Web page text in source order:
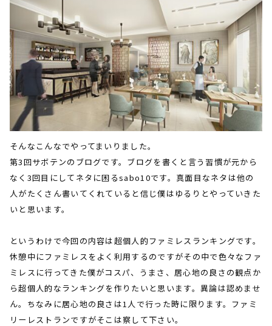
そんなこんなでやってまいりました。
第3回サボテンのブログです。ブログを書くと言う習慣が元から
なく3回目にしてネタに困るsabo10です。真面目なネタは他の
人がたくさん書いてくれていると信じ僕はゆるりとやっていきた
いと思います。
というわけで今回の内容は超個人的ファミレスランキングです。
休憩中にファミレスをよく利用するのですがその中で色々なファ
ミレスに行ってきた僕がコスパ、うまさ、居心地の良さの観点か
ら超個人的なランキングを作りたいと思います。異論は認めませ
ん。ちなみに居心地の良さは1人で行った時に限ります。ファミ
リーレストランですがそこは察して下さい。